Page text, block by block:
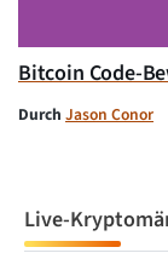
Bitcoin Code-
Durch Jason Conor
Live-